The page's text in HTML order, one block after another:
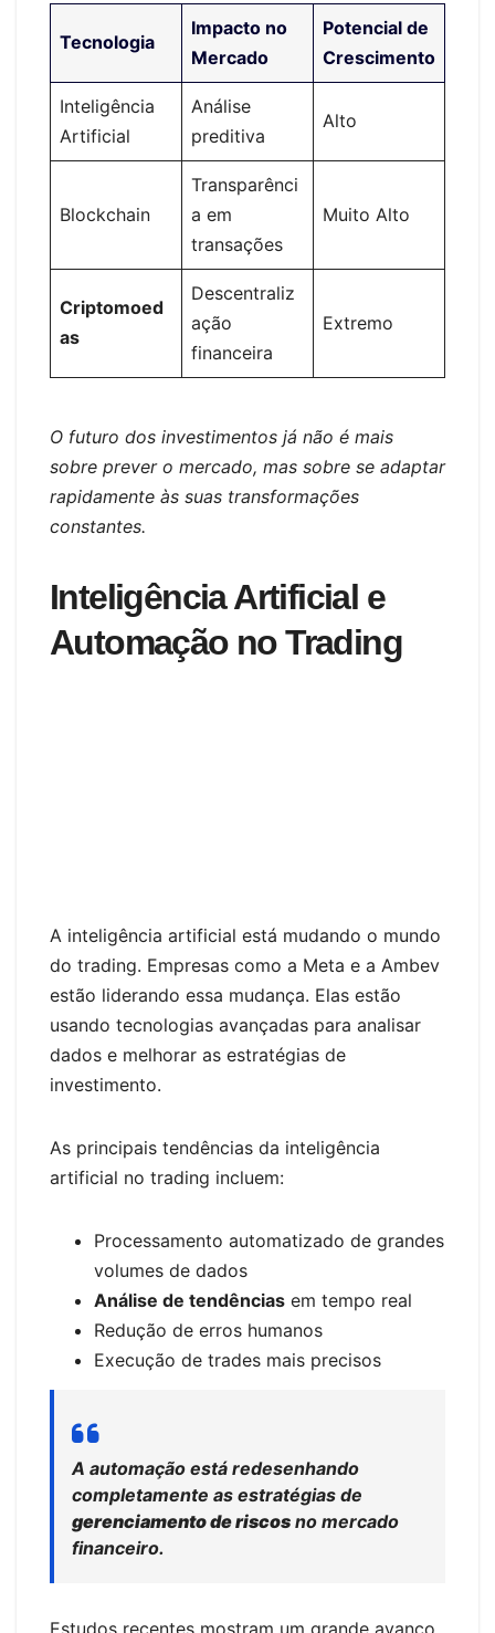
Tecnologia
Impacto no
Mercado
Potencial de
Crescimento
Inteligência
Artificial
Análise
preditiva
Alto
Blockchain
Transparênci
a em
transações
Muito Alto
Criptomoed
as
Descentraliz
ação
financeira
Extremo
O futuro dos investimentos já não é mais
sobre prever o mercado, mas sobre se adaptar
rapidamente às suas transformações
constantes.
Inteligência Artificial e
Automação no Trading
A inteligência artificial está mudando o mundo
do trading. Empresas como a Meta e a Ambev
estão liderando essa mudança. Elas estão
usando tecnologias avançadas para analisar
dados e melhorar as estratégias de
investimento.
As principais tendências da inteligência
artificial no trading incluem:
Processamento automatizado de grandes
volumes de dados
Análise de tendências em tempo real
Redução de erros humanos
Execução de trades mais precisos
A automação está redesenhando
completamente as estratégias de
gerenciamento de riscos no mercado
financeiro.